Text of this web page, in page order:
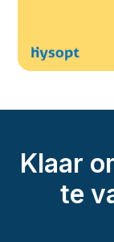
Klaar
te